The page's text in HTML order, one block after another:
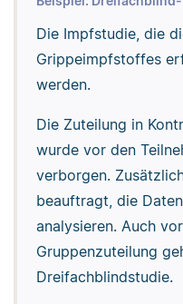
Die Impfstudie, die
Grippeimpfstoffes
werden.
Die Zuteilung in
wurde vor den
verborgen.
beauftragt, die
analysieren. Auch
Gruppenzuteilung
Dreifachblindstudie.